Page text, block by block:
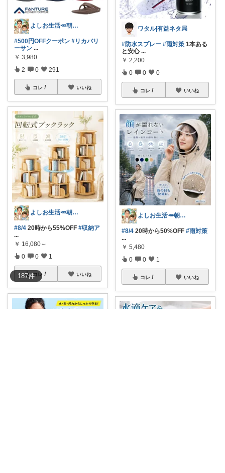
187件
よしお生活🥕朝6時頃コレ👟
#500円OFFクーポン #リカバリ
ーサン ...
￥ 3,980
2 0 291
コレ いいね
よしお生活🥕朝6時頃コレ👟
#8/4 20時から55%OFF #収納ア
...
￥ 16,080～
0 0 1
コレ いいね
ワタル|有益ネタ局
#防水スプレー #雨対策 1本ある
と安心 ...
￥ 2,200
0 0 0
コレ いいね
よしお生活🥕朝6時頃コレ👟
#8/4 20時から50%OFF #雨対策
...
￥ 5,480
0 0 1
コレ いいね